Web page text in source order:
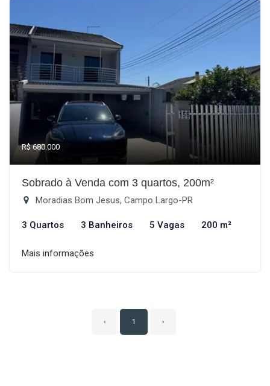
R$ 680.000
Sobrado à Venda com 3 quartos, 200m²
Moradias Bom Jesus, Campo Largo-PR
3 Quartos 3 Banheiros 5 Vagas 200 m²
Mais informações
‹ 1 ›